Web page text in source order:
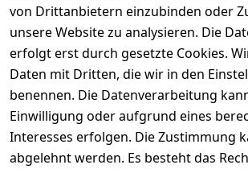
von Drittanbietern einzubinden oder
unsere Website zu analysieren. Die
erfolgt erst durch gesetzte Cookies.
Daten mit Dritten, die wir in den
benennen. Die Datenverarbeitung
Einwilligung oder aufgrund eines
Interesses erfolgen. Die Zustimmung
abgelehnt werden. Es besteht das
Rechtliches
Impressum
Datenschutze
rklärung
Services
Kontakt
Registrieren
Zahlung und
Versand
Wir
versenden
mit